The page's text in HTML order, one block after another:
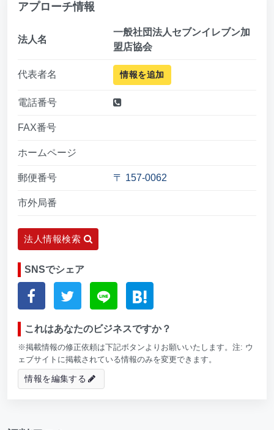
アプローチ情報
法人名
一般社団法人セブンイレブン加
盟店協会
代表者名 情報を追加
電話番号
FAX番号
ホームページ
郵便番号 〒 157-0062
市外局番
法人情報検索
SNSでシェア
これはあなたのビジネスですか？
※掲載情報の修正依頼は下記ボタンよりお願いいたします。注: ウ
ェブサイトに掲載されている情報のみを変更できます。
情報を編集する